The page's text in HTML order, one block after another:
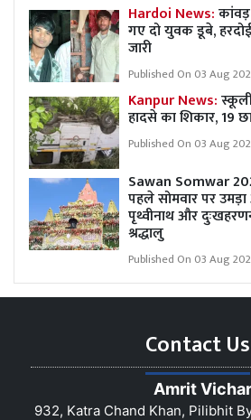
Hardoi News:
गए दो युवक डूबे,
जारी
Published On 03 Aug
Kanpur News:
हादसे का शिकार, 19
Published On 03 Aug
Sawan Somwar
पहले सोमवार पर
पृथ्वीनाथ और
श्रद्धालु
Published On 03 Aug
Contact Us
Amrit Vichar
932, Katra Chand Khan, Pilibhit